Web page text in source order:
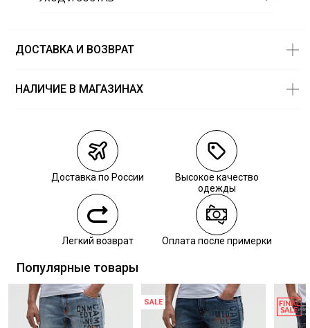
ХИМИЧЕСКАЯ ЧИСТКА:
ДОСТАВКА И ВОЗВРАТ
Курьерская доставка СДЭК
Самовывоз из пункта выдачи СДЭК
Самовывоз из наших магазинов
Курьерская доставка СДЭК
Самовывоз из пункта выдачи СДЭК
НАЛИЧИЕ В МАГАЗИНАХ
Доставка по России
Высокое качество
одежды
Легкий возврат Оплата после примерки
Популярные товары
SALE